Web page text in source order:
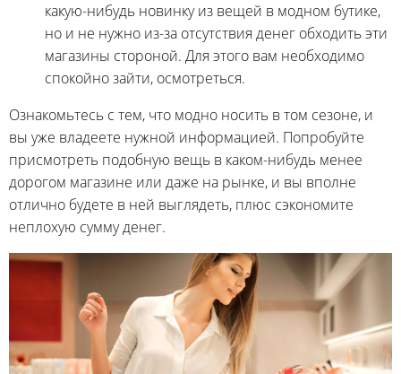
какую-нибудь новинку из вещей в модном бутике,
но и не нужно из-за отсутствия денег обходить эти
магазины стороной. Для этого вам необходимо
спокойно зайти, осмотреться.
Ознакомьтесь с тем, что модно носить в том сезоне, и
вы уже владеете нужной информацией. Попробуйте
присмотреть подобную вещь в каком-нибудь менее
дорогом магазине или даже на рынке, и вы вполне
отлично будете в ней выглядеть, плюс сэкономите
неплохую сумму денег.